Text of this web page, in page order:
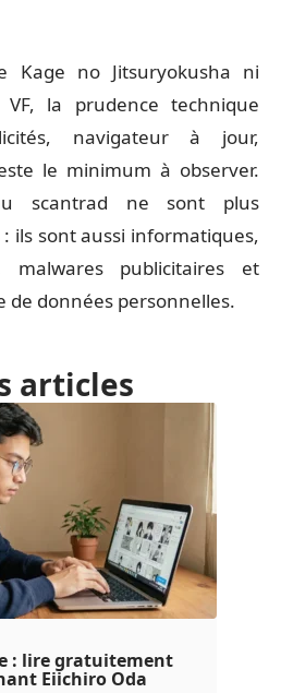
Kage no Jitsuryokusha ni
la prudence technique
navigateur à jour,
le minimum à observer.
scantrad ne sont plus
ils sont aussi informatiques,
malwares publicitaires et
de données personnelles.
articles
: lire gratuitement
Eiichiro Oda